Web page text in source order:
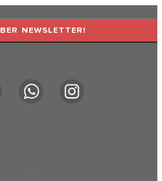
NEWSLETTER!